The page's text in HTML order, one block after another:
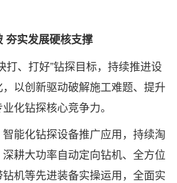
实发展硬核支撑
、打好”钻探目标，持续推进设
以创新驱动破解施工难题、提升
化钻探核心竞争力。
化钻探设备推广应用，持续淘
耕大功率自动定向钻机、全方位
机等先进装备实操运用，全面实